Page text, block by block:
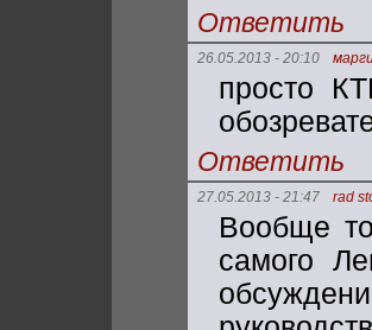
Ответить
26.05.2013 - 20:10
просто
Ответить
27.05.2013 - 21:47 rad
Вообще
самого